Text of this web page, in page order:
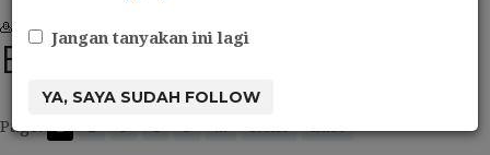
Print
Berita Terkini
Page: 1 2 3 4 5 ... Next Last
Jangan tanyakan ini lagi
YA, SAYA SUDAH FOLLOW